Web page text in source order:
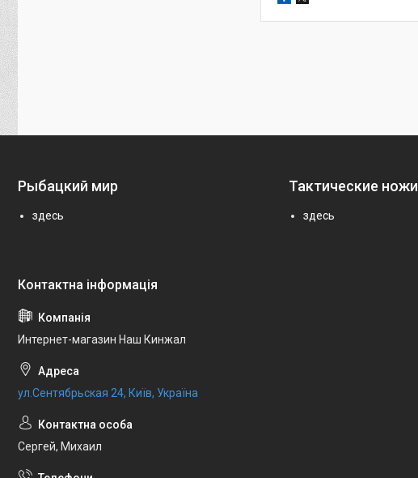
Рыбацкий мир
здесь
Тактические ножи
здесь
Интернет-магазин Наш Кинжал
ул.Сентябрьская 24, Київ, Україна
Сергей, Михаил